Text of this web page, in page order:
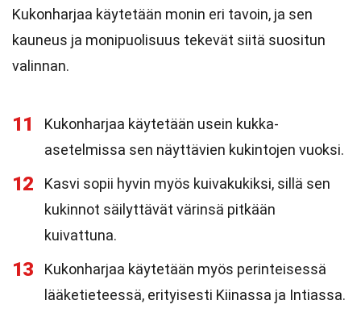
Kukonharjaa käytetään monin eri tavoin, ja sen
kauneus ja monipuolisuus tekevät siitä suositun
valinnan.
11
Kukonharjaa käytetään usein kukka-
asetelmissa sen näyttävien kukintojen vuoksi.
12
Kasvi sopii hyvin myös kuivakukiksi, sillä sen
kukinnot säilyttävät värinsä pitkään
kuivattuna.
13
Kukonharjaa käytetään myös perinteisessä
lääketieteessä, erityisesti Kiinassa ja Intiassa.